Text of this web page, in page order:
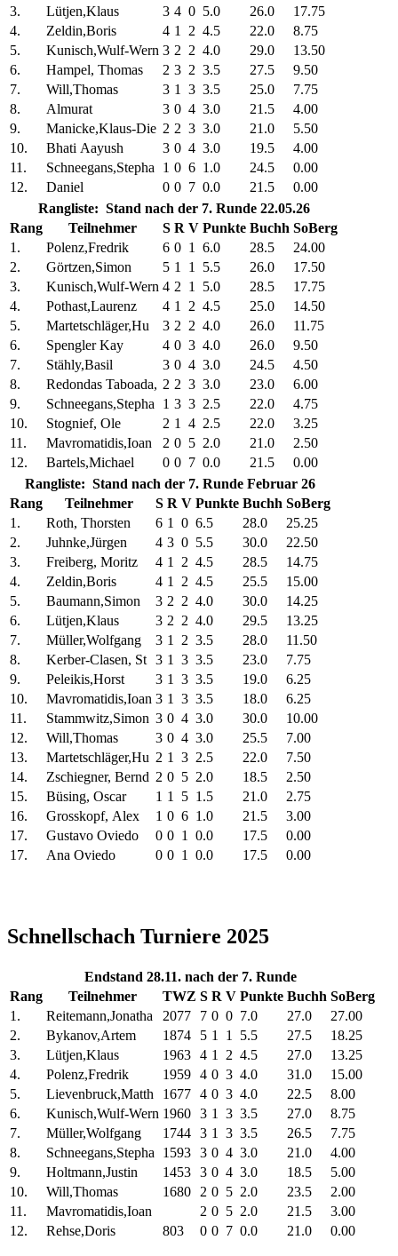
3.
Lütjen,Klaus 3 4 0 5.0 26.0
17.75
4.
Zeldin,Boris 4 1 2 4.5 22.0
8.75
5.
Kunisch,Wulf-Wern 3 2 2 4.0 29.0
13.50
6.
Hampel, Thomas 2 3 2 3.5 27.5
9.50
7.
Will,Thomas 3 1 3 3.5 25.0
7.75
8.
Almurat 3 0 4 3.0 21.5
4.00
9.
Manicke,Klaus-Die 2 2 3 3.0 21.0
5.50
10.
Bhati Aayush 3 0 4 3.0 19.5
4.00
11.
Schneegans,Stepha 1 0 6 1.0 24.5
0.00
12.
Daniel 0 0 7 0.0 21.5
0.00
Rangliste: Stand nach der 7. Runde 22.05.26
Rang
Teilnehmer S R V Punkte Buchh SoBerg
1.
Polenz,Fredrik 6 0 1 6.0 28.5
24.00
2.
Görtzen,Simon 5 1 1 5.5 26.0
17.50
3.
Kunisch,Wulf-Wern 4 2 1 5.0 28.5
17.75
4.
Pothast,Laurenz 4 1 2 4.5 25.0
14.50
5.
Martetschläger,Hu 3 2 2 4.0 26.0
11.75
6.
Spengler Kay 4 0 3 4.0 26.0
9.50
7.
Stähly,Basil 3 0 4 3.0 24.5
4.50
8.
Redondas Taboada, 2 2 3 3.0 23.0
6.00
9.
Schneegans,Stepha 1 3 3 2.5 22.0
4.75
10.
Stognief, Ole 2 1 4 2.5 22.0
3.25
11.
Mavromatidis,Ioan 2 0 5 2.0 21.0
2.50
12.
Bartels,Michael 0 0 7 0.0 21.5
0.00
Rangliste: Stand nach der 7. Runde Februar 26
Rang
Teilnehmer S R V Punkte Buchh SoBerg
1.
Roth, Thorsten 6 1 0 6.5 28.0
25.25
2.
Juhnke,Jürgen 4 3 0 5.5 30.0
22.50
3.
Freiberg, Moritz 4 1 2 4.5 28.5
14.75
4.
Zeldin,Boris 4 1 2 4.5 25.5
15.00
5.
Baumann,Simon 3 2 2 4.0 30.0
14.25
6.
Lütjen,Klaus 3 2 2 4.0 29.5
13.25
7.
Müller,Wolfgang 3 1 2 3.5 28.0
11.50
8.
Kerber-Clasen, St 3 1 3 3.5 23.0
7.75
9.
Peleikis,Horst 3 1 3 3.5 19.0
6.25
10.
Mavromatidis,Ioan 3 1 3 3.5 18.0
6.25
11.
Stammwitz,Simon 3 0 4 3.0 30.0
10.00
12.
Will,Thomas 3 0 4 3.0 25.5
7.00
13.
Martetschläger,Hu 2 1 3 2.5 22.0
7.50
14.
Zschiegner, Bernd 2 0 5 2.0 18.5
2.50
15.
Büsing, Oscar 1 1 5 1.5 21.0
2.75
16.
Grosskopf, Alex 1 0 6 1.0 21.5
3.00
17.
Gustavo Oviedo 0 0 1 0.0 17.5
0.00
17.
Ana Oviedo 0 0 1 0.0 17.5 0.00
Schnellschach Turniere 2025
Endstand 28.11. nach der 7. Runde
Rang
Teilnehmer TWZ S R V Punkte Buchh SoBerg
1.
Reitemann,Jonatha 2077 7 0 0 7.0 27.0
27.00
2.
Bykanov,Artem 1874 5 1 1 5.5 27.5
18.25
3.
Lütjen,Klaus 1963 4 1 2 4.5 27.0
13.25
4.
Polenz,Fredrik 1959 4 0 3 4.0 31.0
15.00
5.
Lievenbruck,Matth 1677 4 0 3 4.0 22.5
8.00
6.
Kunisch,Wulf-Wern 1960 3 1 3 3.5 27.0
8.75
7.
Müller,Wolfgang 1744 3 1 3 3.5 26.5
7.75
8.
Schneegans,Stepha 1593 3 0 4 3.0 21.0
4.00
9.
Holtmann,Justin 1453 3 0 4 3.0 18.5
5.00
10.
Will,Thomas 1680 2 0 5 2.0 23.5
2.00
11.
Mavromatidis,Ioan 2 0 5 2.0 21.5
3.00
12.
Rehse,Doris 803 0 0 7 0.0 21.0 0.00